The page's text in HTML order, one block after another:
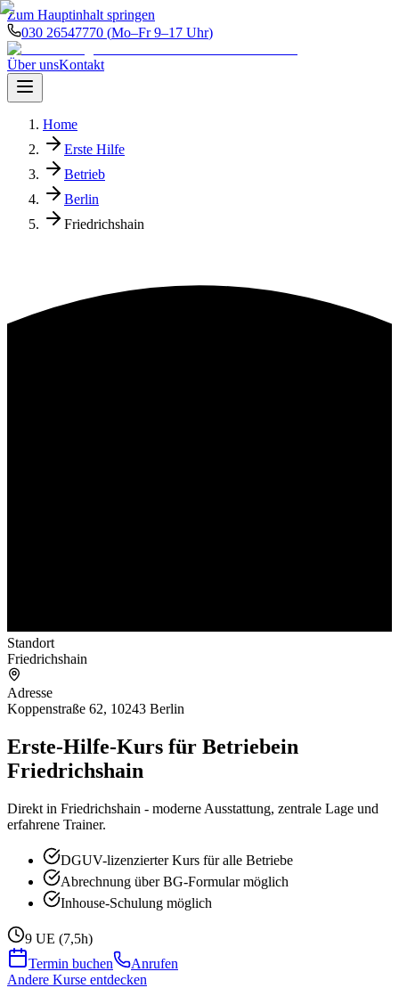
Zum Hauptinhalt springen
030 26547770 (Mo–Fr 9–17 Uhr)
Über unsKontakt
Home
Erste Hilfe
Betrieb
Berlin
Friedrichshain
Standort
Friedrichshain
Adresse
Koppenstraße 62, 10243 Berlin
Erste-Hilfe-Kurs für Betriebein
Friedrichshain
Direkt in Friedrichshain - moderne Ausstattung, zentrale Lage und
erfahrene Trainer.
DGUV-lizenzierter Kurs für alle Betriebe
Abrechnung über BG-Formular möglich
Inhouse-Schulung möglich
9 UE (7,5h)
Termin buchen
Anrufen
Andere Kurse entdecken